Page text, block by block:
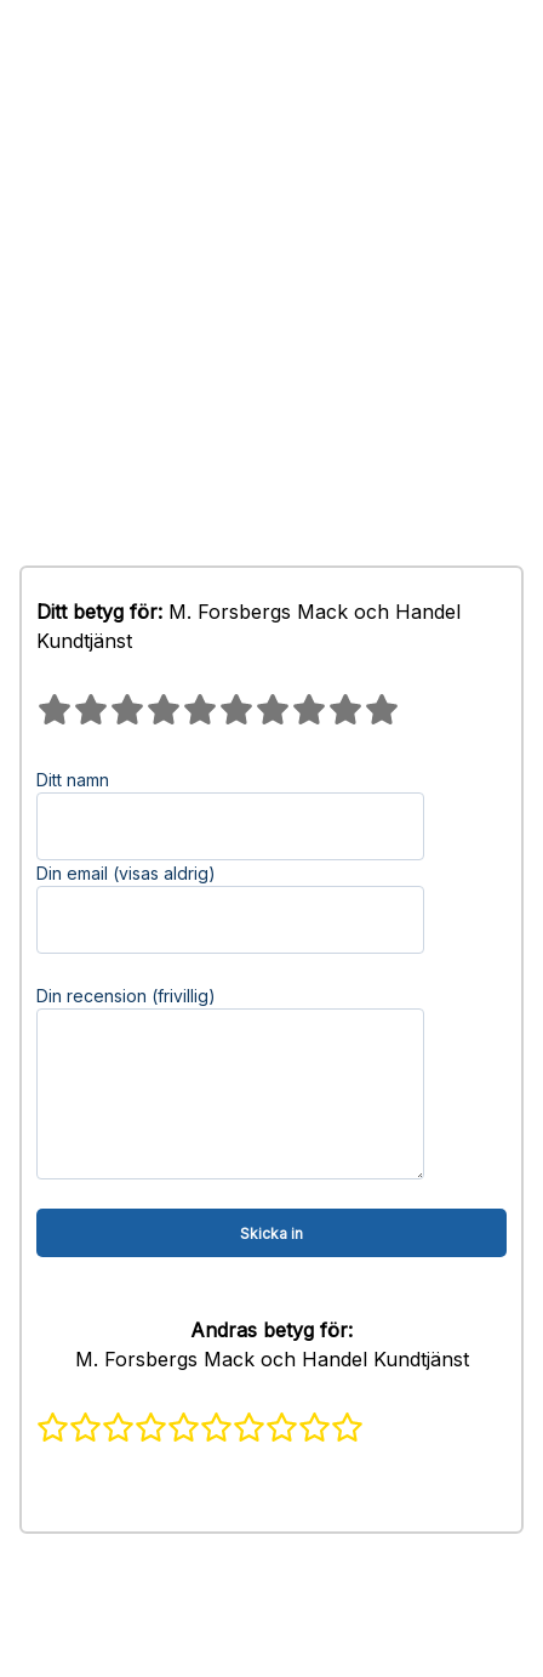
Ditt betyg för: M. Forsbergs Mack och Handel
Kundtjänst
Ditt namn
Din email (visas aldrig)
Din recension (frivillig)
Andras betyg för:
M. Forsbergs Mack och Handel Kundtjänst